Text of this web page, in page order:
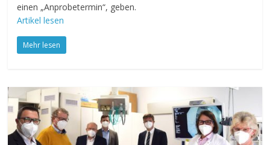
einen „Anprobetermin“, geben.
Artikel lesen
Mehr lesen